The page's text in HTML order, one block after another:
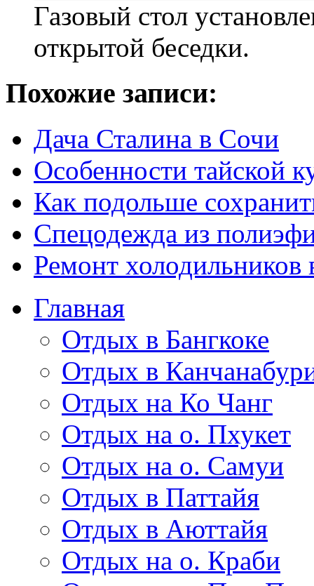
Газовый стол
открытой беседки.
Похожие записи:
Дача Сталина в Сочи
Особенности тайской
Как подольше
Спецодежда из
Ремонт
Главная
Отдых в Бангкоке
Отдых в
Отдых на Ко Чанг
Отдых на о. Пхукет
Отдых на о. Самуи
Отдых в Паттайя
Отдых в Аюттайя
Отдых на о. Краби